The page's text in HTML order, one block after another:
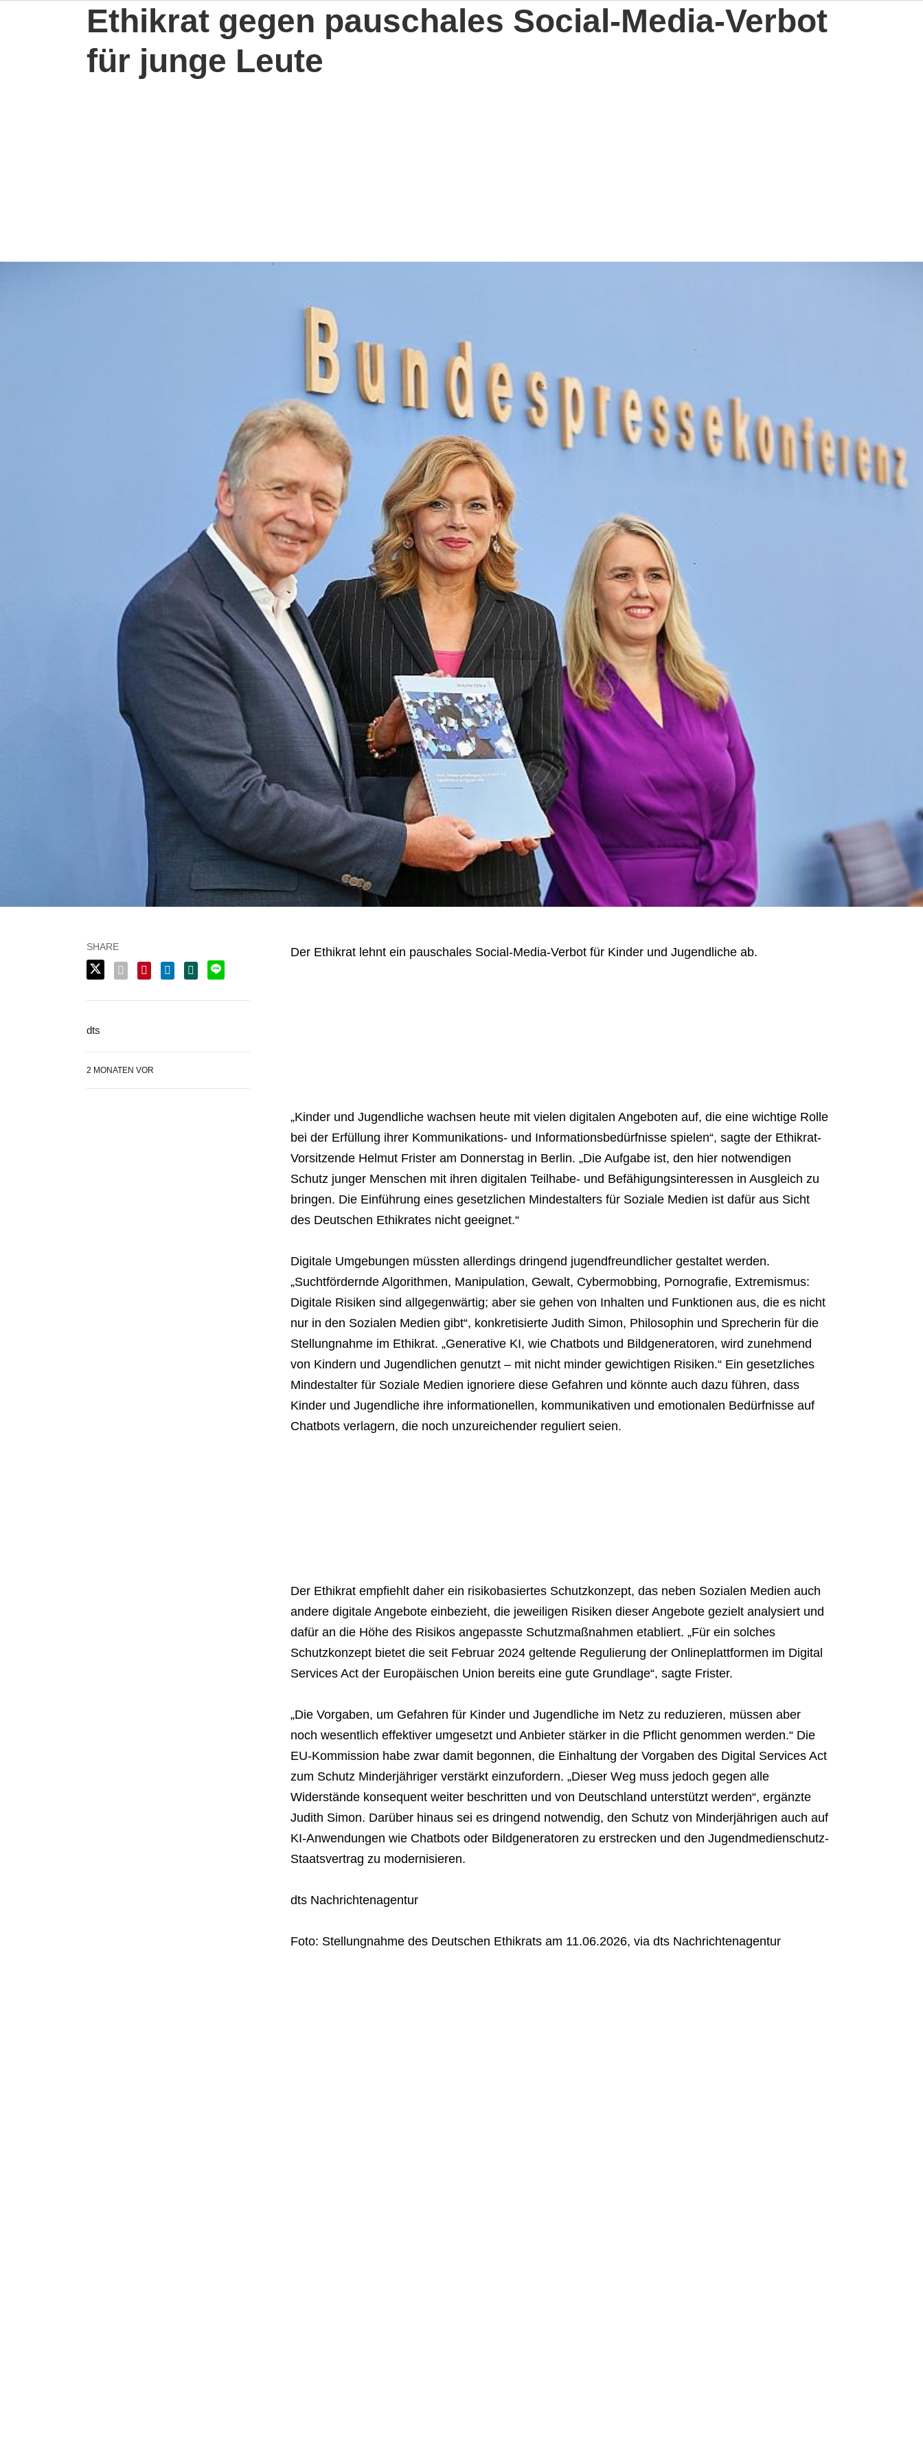
Ethikrat gegen pauschales Social-Media-Verbot
für junge Leute
Der Ethikrat lehnt ein pauschales Social-Media-Verbot für Kinder und Jugendliche ab.
„Kinder und Jugendliche wachsen heute mit vielen digitalen Angeboten auf, die eine wichtige Rolle
bei der Erfüllung ihrer Kommunikations- und Informationsbedürfnisse spielen“, sagte der Ethikrat-
Vorsitzende Helmut Frister am Donnerstag in Berlin. „Die Aufgabe ist, den hier notwendigen
Schutz junger Menschen mit ihren digitalen Teilhabe- und Befähigungsinteressen in Ausgleich zu
bringen. Die Einführung eines gesetzlichen Mindestalters für Soziale Medien ist dafür aus Sicht
des Deutschen Ethikrates nicht geeignet.“
Digitale Umgebungen müssten allerdings dringend jugendfreundlicher gestaltet werden.
„Suchtfördernde Algorithmen, Manipulation, Gewalt, Cybermobbing, Pornografie, Extremismus:
Digitale Risiken sind allgegenwärtig; aber sie gehen von Inhalten und Funktionen aus, die es nicht
nur in den Sozialen Medien gibt“, konkretisierte Judith Simon, Philosophin und Sprecherin für die
Stellungnahme im Ethikrat. „Generative KI, wie Chatbots und Bildgeneratoren, wird zunehmend
von Kindern und Jugendlichen genutzt – mit nicht minder gewichtigen Risiken.“ Ein gesetzliches
Mindestalter für Soziale Medien ignoriere diese Gefahren und könnte auch dazu führen, dass
Kinder und Jugendliche ihre informationellen, kommunikativen und emotionalen Bedürfnisse auf
Chatbots verlagern, die noch unzureichender reguliert seien.
Der Ethikrat empfiehlt daher ein risikobasiertes Schutzkonzept, das neben Sozialen Medien auch
andere digitale Angebote einbezieht, die jeweiligen Risiken dieser Angebote gezielt analysiert und
dafür an die Höhe des Risikos angepasste Schutzmaßnahmen etabliert. „Für ein solches
Schutzkonzept bietet die seit Februar 2024 geltende Regulierung der Onlineplattformen im Digital
Services Act der Europäischen Union bereits eine gute Grundlage“, sagte Frister.
„Die Vorgaben, um Gefahren für Kinder und Jugendliche im Netz zu reduzieren, müssen aber
noch wesentlich effektiver umgesetzt und Anbieter stärker in die Pflicht genommen werden.“ Die
EU-Kommission habe zwar damit begonnen, die Einhaltung der Vorgaben des Digital Services Act
zum Schutz Minderjähriger verstärkt einzufordern. „Dieser Weg muss jedoch gegen alle
Widerstände konsequent weiter beschritten und von Deutschland unterstützt werden“, ergänzte
Judith Simon. Darüber hinaus sei es dringend notwendig, den Schutz von Minderjährigen auch auf
KI-Anwendungen wie Chatbots oder Bildgeneratoren zu erstrecken und den Jugendmedienschutz-
Staatsvertrag zu modernisieren.
dts Nachrichtenagentur
Foto: Stellungnahme des Deutschen Ethikrats am 11.06.2026, via dts Nachrichtenagentur
dts
2 MONATEN VOR